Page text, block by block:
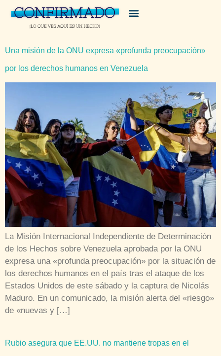
Una misión de la ONU expresa «profunda preocupación»
por los derechos humanos en Venezuela
La Misión Internacional Independiente de Determinación
de los Hechos sobre Venezuela aprobada por la ONU
expresa una «profunda preocupación» por la situación de
los derechos humanos en el país tras el ataque de los
Estados Unidos de este sábado y la captura de Nicolás
Maduro. En un comunicado, la misión alerta del «riesgo»
de «nuevas y […]
Rubio asegura que EE.UU. no mantiene tropas en el